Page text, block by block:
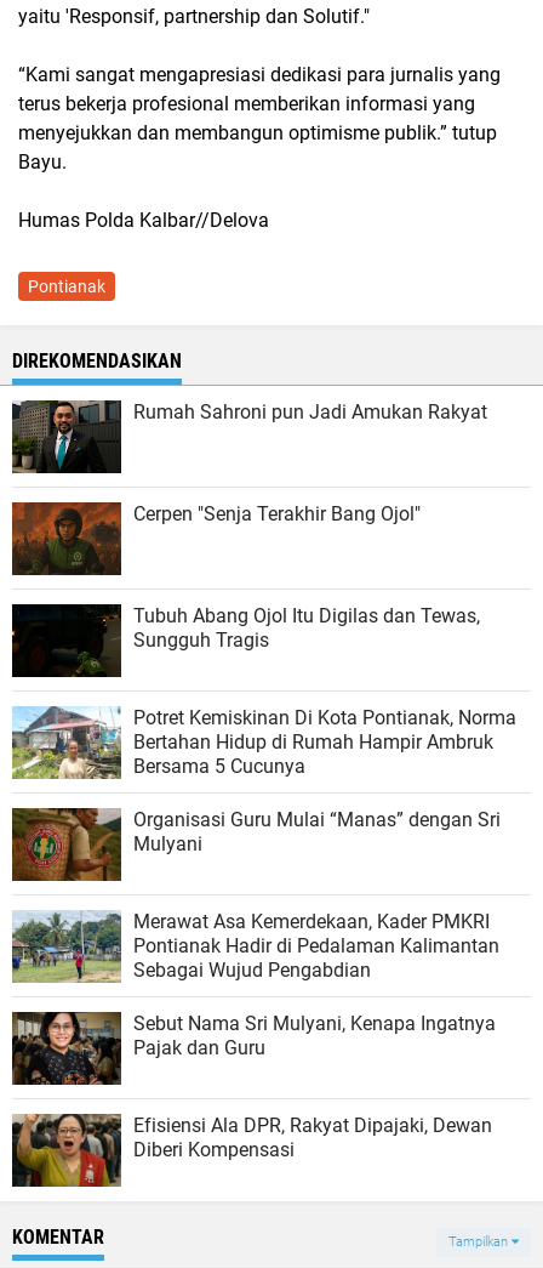
yaitu 'Responsif, partnership dan Solutif."
“Kami sangat mengapresiasi dedikasi para jurnalis yang
terus bekerja profesional memberikan informasi yang
menyejukkan dan membangun optimisme publik.” tutup
Bayu.
Humas Polda Kalbar//Delova
Pontianak
DIREKOMENDASIKAN
Rumah Sahroni pun Jadi Amukan Rakyat
Cerpen "Senja Terakhir Bang Ojol"
Tubuh Abang Ojol Itu Digilas dan Tewas,
Sungguh Tragis
Potret Kemiskinan Di Kota Pontianak, Norma
Bertahan Hidup di Rumah Hampir Ambruk
Bersama 5 Cucunya
Organisasi Guru Mulai “Manas” dengan Sri
Mulyani
Merawat Asa Kemerdekaan, Kader PMKRI
Pontianak Hadir di Pedalaman Kalimantan
Sebagai Wujud Pengabdian
Sebut Nama Sri Mulyani, Kenapa Ingatnya
Pajak dan Guru
Efisiensi Ala DPR, Rakyat Dipajaki, Dewan
Diberi Kompensasi
KOMENTAR Tampilkan